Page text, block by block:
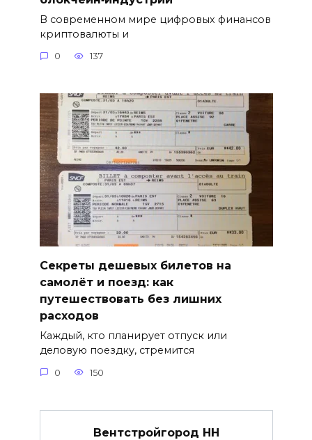
В современном мире цифровых финансов
криптовалюты и
0 137
Секреты дешевых билетов на
самолёт и поезд: как
путешествовать без лишних
расходов
Каждый, кто планирует отпуск или
деловую поездку, стремится
0 150
Вентстройгород НН